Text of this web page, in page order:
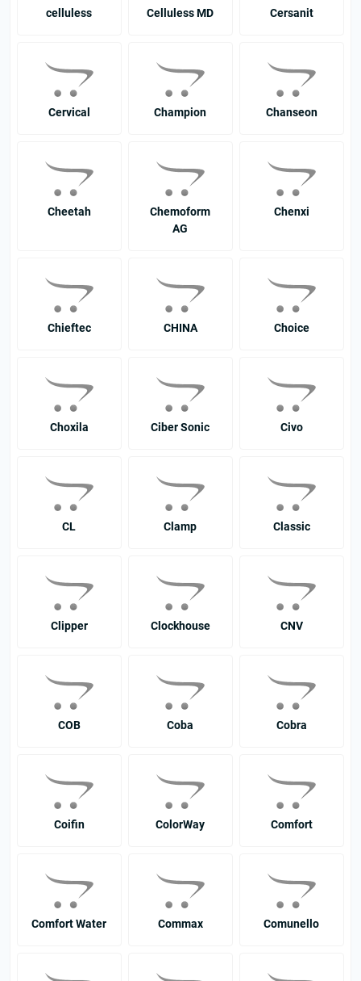
celluless Celluless MD Cersanit
Cervical Champion Chanseon
Cheetah
Chemoform
AG
Chenxi
Chieftec CHINA Choice
Choxila Ciber Sonic Civo
CL Clamp Classic
Clipper Clockhouse CNV
COB Coba Cobra
Coifin ColorWay Comfort
Comfort Water Commax Comunello